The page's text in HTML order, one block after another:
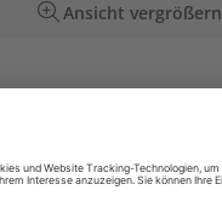
Ansicht vergrößern
Einzelstück: Take time
und der locker